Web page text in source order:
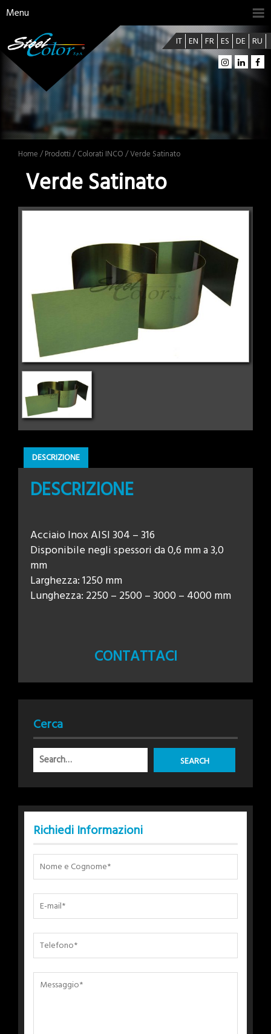
Menu
IT EN FR ES DE RU
Home /Prodotti /Colorati INCO / Verde Satinato
Verde Satinato
DESCRIZIONE
DESCRIZIONE
Acciaio Inox AISI 304 – 316
Disponibile negli spessori da 0,6 mm a 3,0
mm
Larghezza: 1250 mm
Lunghezza: 2250 – 2500 – 3000 – 4000 mm
CONTATTACI
Cerca
Richiedi Informazioni